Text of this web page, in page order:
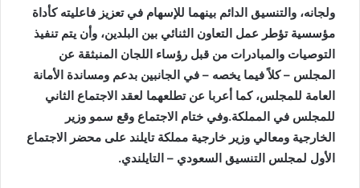
ولجانه، والتنسيق الدائم بينهما للإسهام في تعزيز فاعليته كأداة
مؤسسية تؤطر عمل التعاون الثنائي بين البلدين، وأن يتم تنفيذ
التوصيات والمبادرات من قبل رؤساء اللجان المنبثقة عن
المجلس – كلاً فيما يخصه – في الجانبين بدعم ومساندة الأمانة
العامة للمجلس، كما أعربا عن تطلعهما لعقد الاجتماع الثاني
للمجلس في المملكة.وفي ختام الاجتماع وقع سمو وزير
الخارجية ومعالي وزير خارجية مملكة تايلند على محضر الاجتماع
الأول لمجلس التنسيق السعودي – التايلندي.